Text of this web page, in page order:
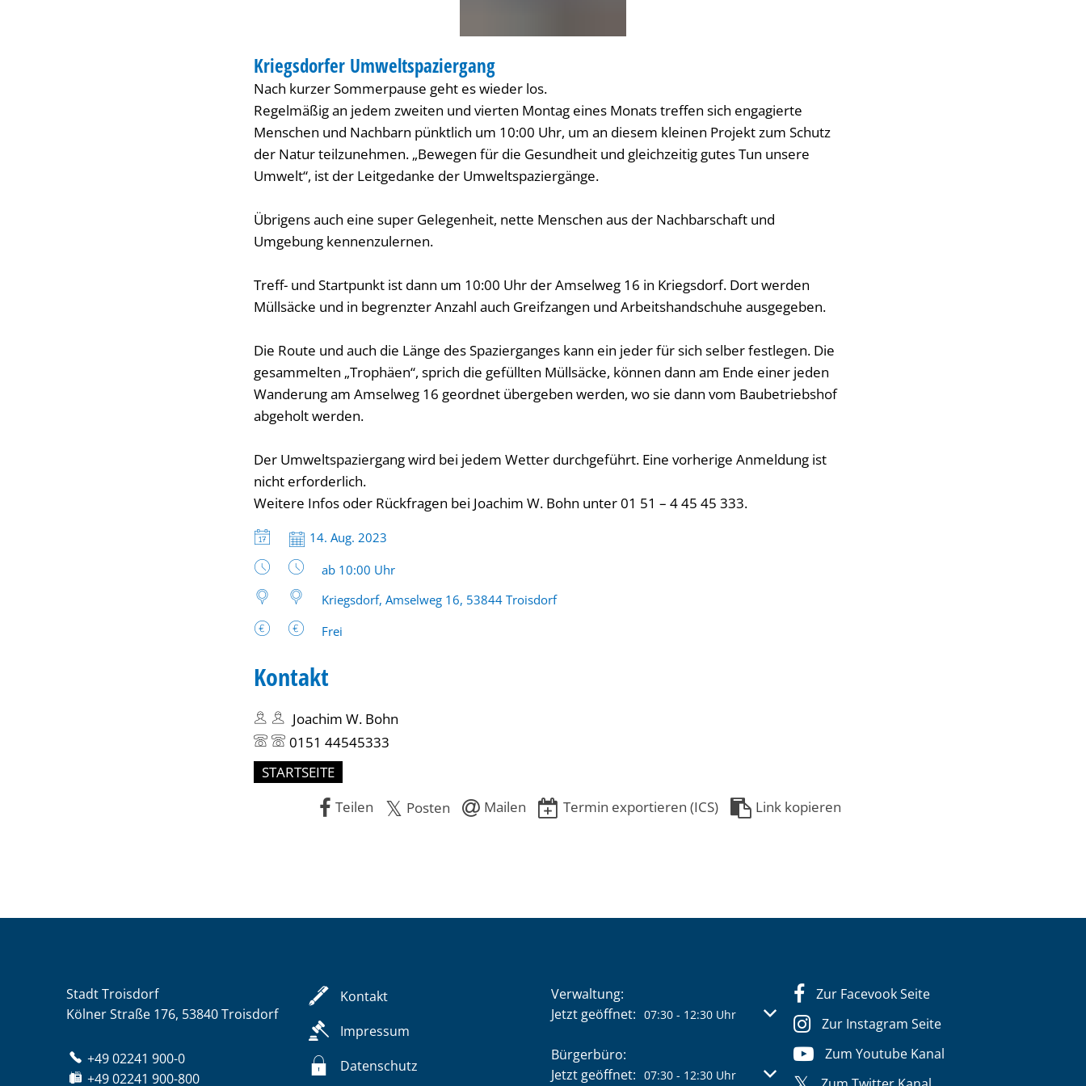
KATEGORIE: UMWELT
Kriegsdorfer Umweltspaziergang
Nach kurzer Sommerpause geht es wieder los.
Regelmäßig an jedem zweiten und vierten Montag eines Monats treffen sich engagierte
Menschen und Nachbarn pünktlich um 10:00 Uhr, um an diesem kleinen Projekt zum Schutz
der Natur teilzunehmen. „Bewegen für die Gesundheit und gleichzeitig gutes Tun unsere
Umwelt“, ist der Leitgedanke der Umweltspaziergänge.
Übrigens auch eine super Gelegenheit, nette Menschen aus der Nachbarschaft und
Umgebung kennenzulernen.
Treff- und Startpunkt ist dann um 10:00 Uhr der Amselweg 16 in Kriegsdorf. Dort werden
Müllsäcke und in begrenzter Anzahl auch Greifzangen und Arbeitshandschuhe ausgegeben.
Die Route und auch die Länge des Spazierganges kann ein jeder für sich selber festlegen. Die
gesammelten „Trophäen“, sprich die gefüllten Müllsäcke, können dann am Ende einer jeden
Wanderung am Amselweg 16 geordnet übergeben werden, wo sie dann vom Baubetriebshof
abgeholt werden.
Der Umweltspaziergang wird bei jedem Wetter durchgeführt. Eine vorherige Anmeldung ist
nicht erforderlich.
Weitere Infos oder Rückfragen bei Joachim W. Bohn unter 01 51 – 4 45 45 333.
Datum:
14. Aug. 2023
Uhrzeit:
ab 10:00 Uhr
Kriegsdorf, Amselweg 16, 53844 Troisdorf
Frei
Kontakt
Joachim W. Bohn
0151 44545333
STARTSEITE
Teilen
Posten Mailen Termin exportieren (ICS) Link kopieren
Stadt Troisdorf
Kölner Straße 176, 53840 Troisdorf
+49 02241 900-0
+49 02241 900-800
Kontakt
Impressum
Datenschutz
Verwaltung:
Klicken, um weitere Öffnungs- oder Schließzeiten auszublenden
Jetzt geöffnet: 07:30 - 12:30 Uhr Von 07:30 bis 12:30 Uhr
Bürgerbüro:
Klicken, um weitere Öffnungs- oder Schließzeiten auszublenden
Jetzt geöffnet: 07:30 - 12:30 Uhr Von 07:30 bis 12:30 Uhr
Zur Facevook Seite
Zur Instagram Seite
Zum Youtube Kanal